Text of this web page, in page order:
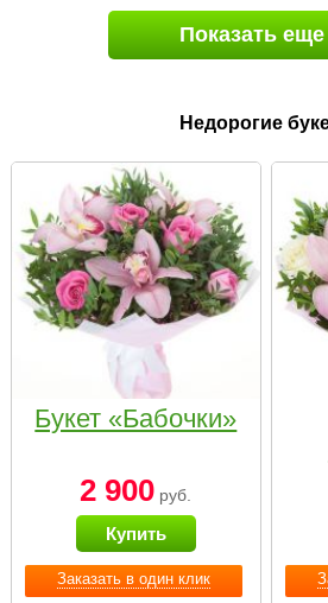
Показать еще
Недорогие
Заказать в один клик
Букет «Бабочки»
2 900 руб.
Купить